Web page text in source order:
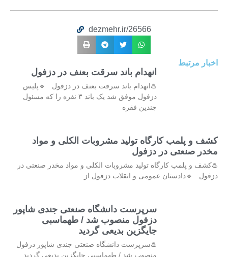
dezmehr.ir/26566
اخبار مرتبط
انهدام باند سرقت بعنف در دزفول
♨️انهدام باند سرقت بعنف در دزفول 🔹پلیس
دزفول موفق شد یک باند ۳ نفره را که مسئول
چندین فقره
کشف و پلمب کارگاه تولید مشروبات الکلی و مواد
مخدر صنعتی در دزفول
♨️کشف و پلمب کارگاه تولید مشروبات الکلی و مواد مخدر صنعتی در
دزفول 🔹دادستان عمومی و انقلاب دزفول از
سرپرست دانشگاه صنعتی جندی شاپور
دزفول منصوب شد / طهماسبی
جایگزین بدیعی گردید
♨️سرپرست دانشگاه صنعتی جندی شاپور دزفول
منصوب شد / طهماسبی جایگزین بدیعی گردید